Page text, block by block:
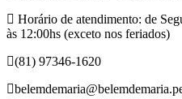
Horário de atendimento: de
às 12:00hs (exceto nos feriados)
(81) 97346-1620